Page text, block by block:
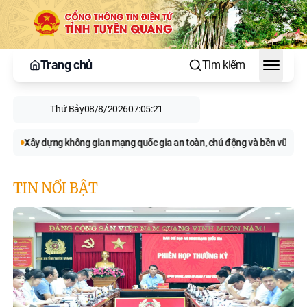
Trang chủ Tìm kiếm
Toggle
Thứ Bảy08/8/202607:05:23
mạng quốc gia an toàn, chủ động và bền vững Chủ tịch UBND tỉnh
TIN NỔI BẬT